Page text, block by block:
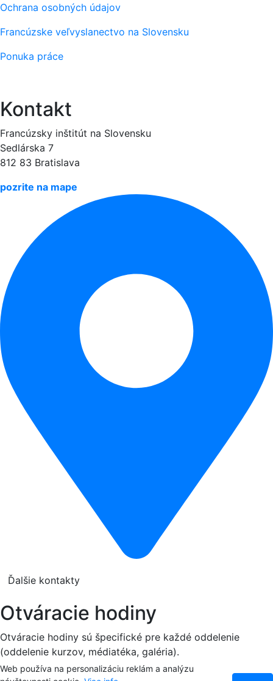
Web používa na personalizáciu reklám a analýzu
Ochrana osobných údajov
Francúzske veľvyslanectvo na Slovensku
Ponuka práce
Kontakt
Francúzsky inštitút na Slovensku
Sedlárska 7
812 83 Bratislava
pozrite na mape
Ďalšie kontakty
Otváracie hodiny
Otváracie hodiny sú špecifické pre každé oddelenie
(oddelenie kurzov, médiatéka, galéria).